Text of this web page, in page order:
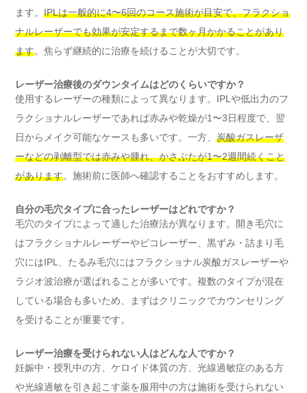
ます。 IPLは一般的に4〜6回のコース施術が目安で、フラクショ
ナルレーザーでも効果が安定するまで数ヶ月かかることがあり
ます。焦らず継続的に治療を続けることが大切です。
レーザー治療後のダウンタイムはどのくらいですか？
使用するレーザーの種類によって異なります。IPLや低出力のフ
ラクショナルレーザーであれば赤みや乾燥が1〜3日程度で、翌
日からメイク可能なケースも多いです。一方、 炭酸ガスレーザ
ーなどの剥離型では赤みや腫れ、かさぶたが1〜2週間続くこと
があります。施術前に医師へ確認することをおすすめします。
自分の毛穴タイプに合ったレーザーはどれですか？
毛穴のタイプによって適した治療法が異なります。開き毛穴に
はフラクショナルレーザーやピコレーザー、黒ずみ・詰まり毛
穴にはIPL、たるみ毛穴にはフラクショナル炭酸ガスレーザーや
ラジオ波治療が選ばれることが多いです。複数のタイプが混在
している場合も多いため、まずはクリニックでカウンセリング
を受けることが重要です。
レーザー治療を受けられない人はどんな人ですか？
妊娠中・授乳中の方、ケロイド体質の方、光線過敏症のある方
や光線過敏を引き起こす薬を服用中の方は施術を受けられない